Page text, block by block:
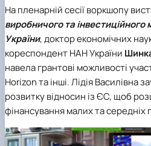
На пленарній сесії воркшопу
виробничого та
України, доктор економічних
кореспондент НАН України
навела грантові можливості
Horizon та інші. Лідія Василівна
розвитку відносин із ЄС, щоб
фінансування малих та середніх